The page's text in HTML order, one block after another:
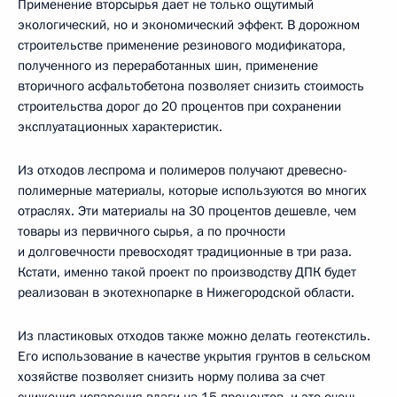
Применение вторсырья дает не только ощутимый
экологический, но и экономический эффект. В дорожном
строительстве применение резинового модификатора,
полученного из переработанных шин, применение
вторичного асфальтобетона позволяет снизить стоимость
строительства дорог до 20 процентов при сохранении
эксплуатационных характеристик.
Из отходов леспрома и полимеров получают древесно-
полимерные материалы, которые используются во многих
отраслях. Эти материалы на 30 процентов дешевле, чем
товары из первичного сырья, а по прочности
и долговечности превосходят традиционные в три раза.
Кстати, именно такой проект по производству ДПК будет
реализован в экотехнопарке в Нижегородской области.
Из пластиковых отходов также можно делать геотекстиль.
Его использование в качестве укрытия грунтов в сельском
хозяйстве позволяет снизить норму полива за счет